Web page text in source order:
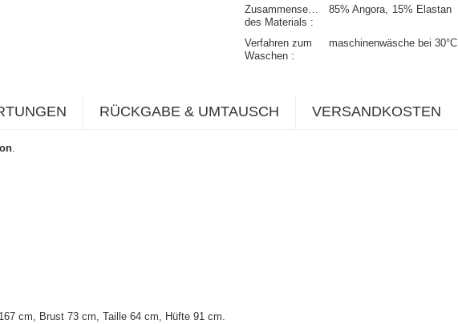
Zusammensetzung
des Materials
85% Angora 15% Elastan
Verfahren zum
Waschen
maschinenwäsche bei 30°C
RÜCKGABE & UMTAUSCH VERSANDKOSTEN
.
cm, Brust 73 cm, Taille 64 cm, Hüfte 91 cm.